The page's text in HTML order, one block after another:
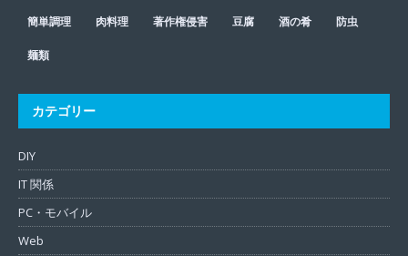
簡単調理 肉料理 著作権侵害 豆腐 酒の肴 防虫
麺類
カテゴリー
DIY
IT 関係
PC・モバイル
Web